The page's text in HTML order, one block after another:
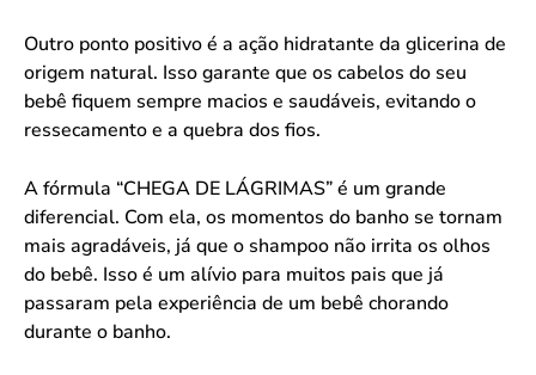
Outro ponto positivo é a ação hidratante da glicerina de
origem natural. Isso garante que os cabelos do seu
bebê fiquem sempre macios e saudáveis, evitando o
ressecamento e a quebra dos fios.
A fórmula “CHEGA DE LÁGRIMAS” é um grande
diferencial. Com ela, os momentos do banho se tornam
mais agradáveis, já que o shampoo não irrita os olhos
do bebê. Isso é um alívio para muitos pais que já
passaram pela experiência de um bebê chorando
durante o banho.